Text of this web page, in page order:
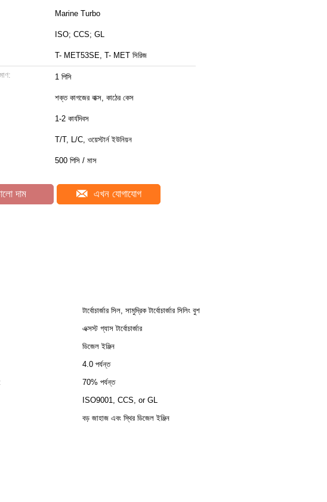
Marine Turbo
ISO; CCS; GL
T- MET53SE, T- MET সিরিজ
1 পিসি
শক্ত কাগজের বাক্স, কাঠের কেস
1-2 কার্যদিবস
T/T, L/C, ওয়েস্টার্ন ইউনিয়ন
500 পিসি / মাস
দাম এখন যোগাযোগ
টার্বোচার্জার সিল, সামুদ্রিক টার্বোচার্জার সিলিং বুশ
এক্সস্ট গ্যাস টার্বোচার্জার
ডিজেল ইঞ্জিন
4.0 পর্যন্ত
70% পর্যন্ত
ISO9001, CCS, or GL
বড় জাহাজ এবং স্থির ডিজেল ইঞ্জিন